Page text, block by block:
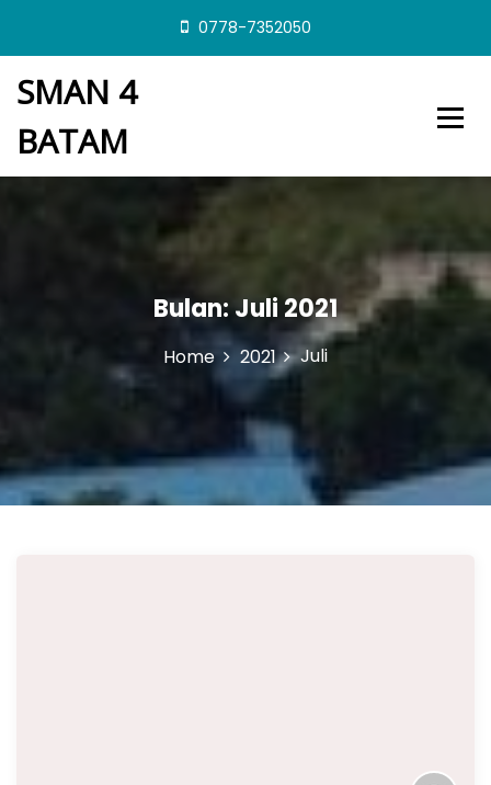
i
o
0778-7352050
SMAN 4
BATAM
Bulan:Juli 2021
Home 2021 Juli